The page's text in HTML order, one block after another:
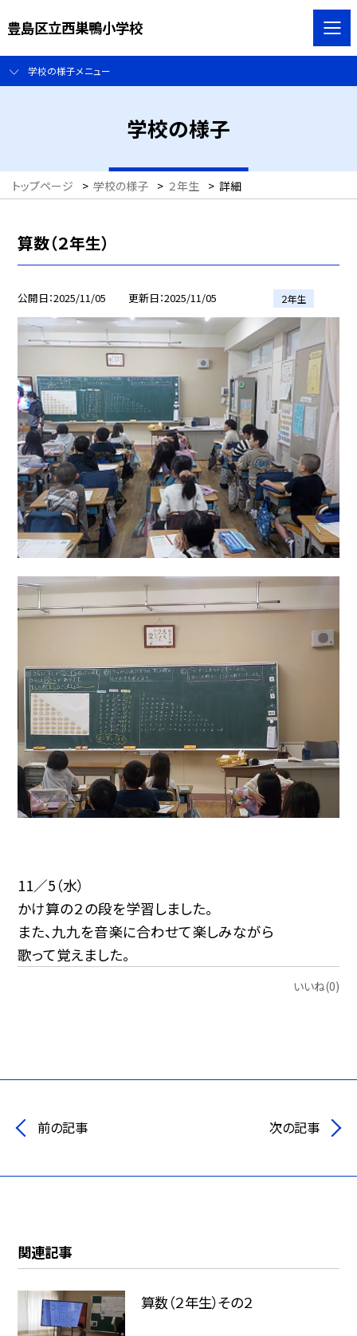
豊島区立西巣鴨小学校
学校の様子メニュー
学校の様子
トップページ > 学校の様子 > ２年生 > 詳細
算数（２年生）
公開日 2025/11/05 更新日 2025/11/05 ２年生
11／5（水）
かけ算の２の段を学習しました。
また、九九を音楽に合わせて楽しみながら
歌って覚えました。
いいね(0)
前の記事 次の記事
関連記事
算数（２年生）その２